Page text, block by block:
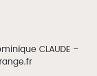
CLAUDE –